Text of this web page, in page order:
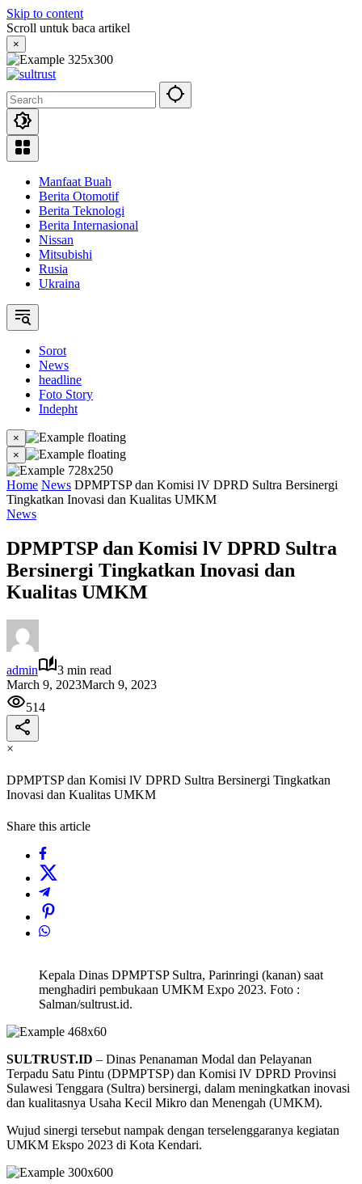
Skip to content
Scroll untuk baca artikel
×
Manfaat Buah
Berita Otomotif
Berita Teknologi
Berita Internasional
Nissan
Mitsubishi
Rusia
Ukraina
Sorot
News
headline
Foto Story
Indepht
×
×
Home News DPMPTSP dan Komisi lV DPRD Sultra Bersinergi
Tingkatkan Inovasi dan Kualitas UMKM
News
DPMPTSP dan Komisi lV DPRD Sultra
Bersinergi Tingkatkan Inovasi dan
Kualitas UMKM
admin
3 min read
March 9, 2023March 9, 2023
514
×
DPMPTSP dan Komisi lV DPRD Sultra Bersinergi Tingkatkan
Inovasi dan Kualitas UMKM
Share this article
Kepala Dinas DPMPTSP Sultra, Parinringi (kanan) saat
menghadiri pembukaan UMKM Expo 2023. Foto :
Salman/sultrust.id.
SULTRUST.ID – Dinas Penanaman Modal dan Pelayanan
Terpadu Satu Pintu (DPMPTSP) dan Komisi lV DPRD Provinsi
Sulawesi Tenggara (Sultra) bersinergi, dalam meningkatkan inovasi
dan kualitasnya Usaha Kecil Mikro dan Menengah (UMKM).
Wujud sinergi tersebut nampak dengan terselenggaranya kegiatan
UMKM Ekspo 2023 di Kota Kendari.